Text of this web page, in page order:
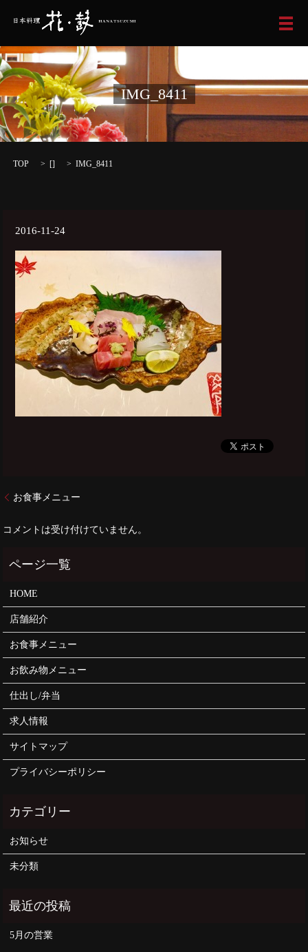
メ
IMG_8411
TOP [] IMG_8411
2016-11-24
お食事メニュー
コメントは受け付けていません。
HOME
店舗紹介
お食事メニュー
お飲み物メニュー
仕出し/弁当
求人情報
サイトマップ
プライバシーポリシー
お知らせ
未分類
5月の営業